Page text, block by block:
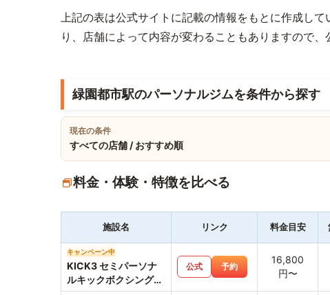
上記の表は公式サイトに記載の情報をもとに作成し
り、店舗によって内容が変わることもありますので、
緑園都市駅のパーソナルジムを条件から探す
現在の条件
すべての店舗 / おすすめ順
料金・体験・特徴を比べる
施設名 リンク 料金目安
キャンペーン中
KICK3 セミパーソナ
ルキックボクシングジ
公式 予約
16,800
円〜